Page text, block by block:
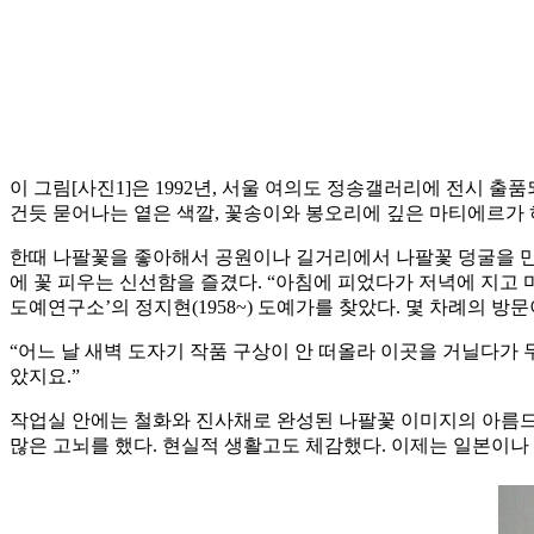
이 그림[사진1]은 1992년, 서울 여의도 정송갤러리에 전시 출
건듯 묻어나는 옅은 색깔, 꽃송이와 봉오리에 깊은 마티에르
한때 나팔꽃을 좋아해서 공원이나 길거리에서 나팔꽃 덩굴을
에 꽃 피우는 신선함을 즐겼다. “아침에 피었다가 저녁에 지
도예연구소’의 정지현(1958~) 도예가를 찾았다. 몇 차례의 방
“어느 날 새벽 도자기 작품 구상이 안 떠올라 이곳을 거닐다
았지요.”
작업실 안에는 철화와 진사채로 완성된 나팔꽃 이미지의 아
많은 고뇌를 했다. 현실적 생활고도 체감했다. 이제는 일본이